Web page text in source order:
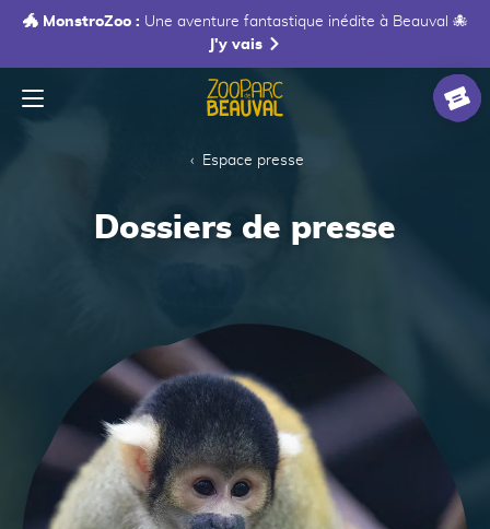
🐲 MonstroZoo : Une aventure fantastique inédite à Beauval 🐙
J'y vais
Menu
Espace presse
Dossiers de presse